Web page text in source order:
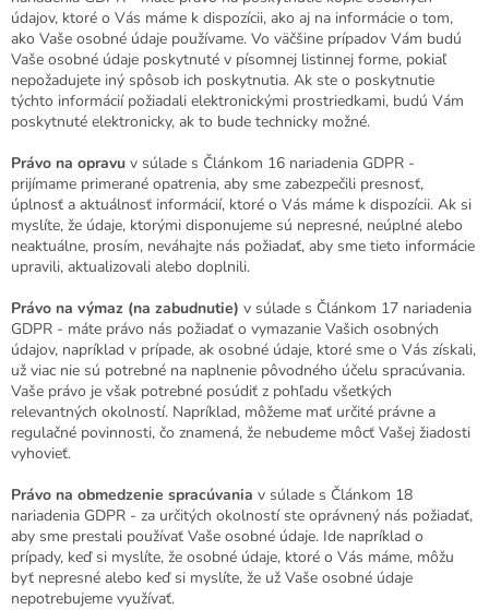
údajov, ktoré o Vás máme k dispozícii, ako aj na informácie o tom,
ako Vaše osobné údaje používame. Vo väčšine prípadov Vám budú
Vaše osobné údaje poskytnuté v písomnej listinnej forme, pokiaľ
nepožadujete iný spôsob ich poskytnutia. Ak ste o poskytnutie
týchto informácií požiadali elektronickými prostriedkami, budú Vám
poskytnuté elektronicky, ak to bude technicky možné.
Právo na opravu v súlade s Článkom 16 nariadenia GDPR -
prijímame primerané opatrenia, aby sme zabezpečili presnosť,
úplnosť a aktuálnosť informácií, ktoré o Vás máme k dispozícii. Ak si
myslíte, že údaje, ktorými disponujeme sú nepresné, neúplné alebo
neaktuálne, prosím, neváhajte nás požiadať, aby sme tieto informácie
upravili, aktualizovali alebo doplnili.
Právo na výmaz (na zabudnutie) v súlade s Článkom 17 nariadenia
GDPR - máte právo nás požiadať o vymazanie Vašich osobných
údajov, napríklad v prípade, ak osobné údaje, ktoré sme o Vás získali,
už viac nie sú potrebné na naplnenie pôvodného účelu spracúvania.
Vaše právo je však potrebné posúdiť z pohľadu všetkých
relevantných okolností. Napríklad, môžeme mať určité právne a
regulačné povinnosti, čo znamená, že nebudeme môcť Vašej žiadosti
vyhovieť.
Právo na obmedzenie spracúvania v súlade s Článkom 18
nariadenia GDPR - za určitých okolností ste oprávnený nás požiadať,
aby sme prestali používať Vaše osobné údaje. Ide napríklad o
prípady, keď si myslíte, že osobné údaje, ktoré o Vás máme, môžu
byť nepresné alebo keď si myslíte, že už Vaše osobné údaje
nepotrebujeme využívať.